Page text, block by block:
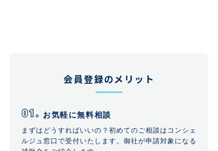
会員登録のメリット
お気軽に無料相談
まずはどうすればいいの？初めてのご相談はコンシェ
ルジュ窓口で受付いたします。御社が申請対象になる